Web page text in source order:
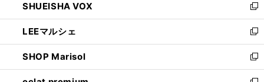
で
開
く
ド
ウ
で
開
く
ィ
ン
ド
ウ
で
開
い
ウ
ィ
ン
ド
ウ
SHUEISHA VOX
新
し
い
ウ
ィ
ン
LEEマルシェ
新
し
い
ウ
SHOP Marisol
新
し